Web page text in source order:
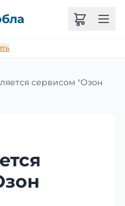
сервисом "Озон